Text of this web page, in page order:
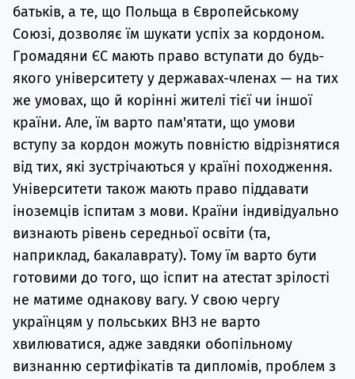
батьків, а те, що Польща в Європейському
Союзі, дозволяє їм шукати успіх за кордоном.
Громадяни ЄС мають право вступати до будь-
якого університету у державах-членах — на тих
же умовах, що й корінні жителі тієї чи іншої
країни. Але, їм варто пам'ятати, що умови
вступу за кордон можуть повністю відрізнятися
від тих, які зустрічаються у країні походження.
Університети також мають право піддавати
іноземців іспитам з мови. Країни індивідуально
визнають рівень середньої освіти (та,
наприклад, бакалаврату). Тому їм варто бути
готовими до того, що іспит на атестат зрілості
не матиме однакову вагу. У свою чергу
українцям у польських ВНЗ не варто
хвилюватися, адже завдяки обопільному
визнанню сертифікатів та дипломів, проблем з